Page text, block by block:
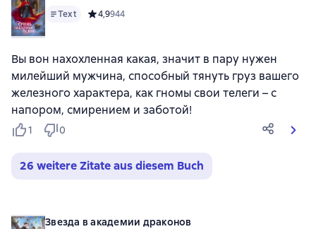
Text Средний рейтинг 4,9 на основе 944 оценок
4,9944
Вы вон нахохленная какая, значит в пару нужен
милейший мужчина, способный тянуть груз вашего
железного характера, как гномы свои телеги – с
напором, смирением и заботой!
1 0
26 weitere Zitate aus diesem Buch
Звезда в академии драконов